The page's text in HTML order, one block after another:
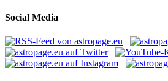
Social Media